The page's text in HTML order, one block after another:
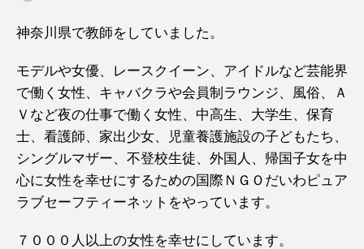
神奈川県で教師をしていました。
モデルや女優、レースクイーン、アイドルなど芸能界
で働く女性、キャバクラや会員制ラウンジ、風俗、Ａ
Ｖなど夜の仕事で働く女性、中高生、大学生、保育
士、看護師、家出少女、児童養護施設の子どもたち、
シングルマザー、不登校生徒、外国人、帰国子女を中
心に女性を幸せにするための国際ＮＧＯだいわピュア
ラブセーフティーネットをやっています。
７０００人以上の女性を幸せにしています。